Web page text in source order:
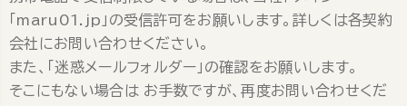
「maru01.jp」の受信許可をお願いします。詳しくは各契約
会社にお問い合わせください。
また、「迷惑メールフォルダー」の確認をお願いします。
そこにもない場合は お手数ですが、再度お問い合わせくだ